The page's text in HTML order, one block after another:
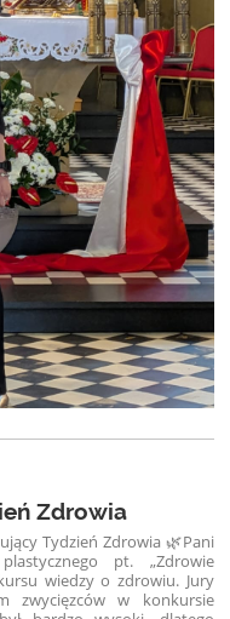
Zdrowia
Tydzień Zdrowia 🌿Pani
pt. „Zdrowie
wiedzy o zdrowiu. Jury
zwycięzców w konkursie